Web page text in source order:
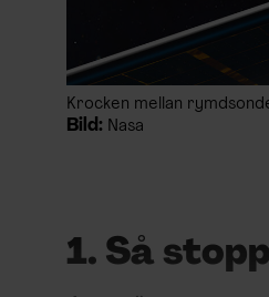
Krocken mellan
Bild: Nasa
1. Så